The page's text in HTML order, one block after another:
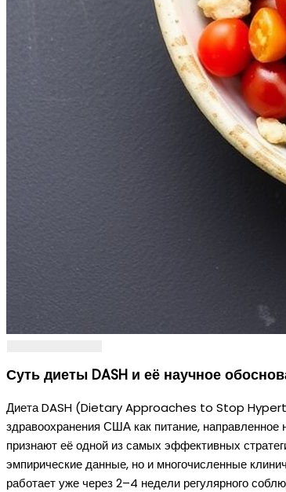
Суть диеты DASH и её научное
Диета DASH (Dietary Approaches to Stop
здравоохранения США как питание,
признают её одной из самых эффективных
эмпирические данные, но и многочисленные
работает уже через 2–4 недели регулярного